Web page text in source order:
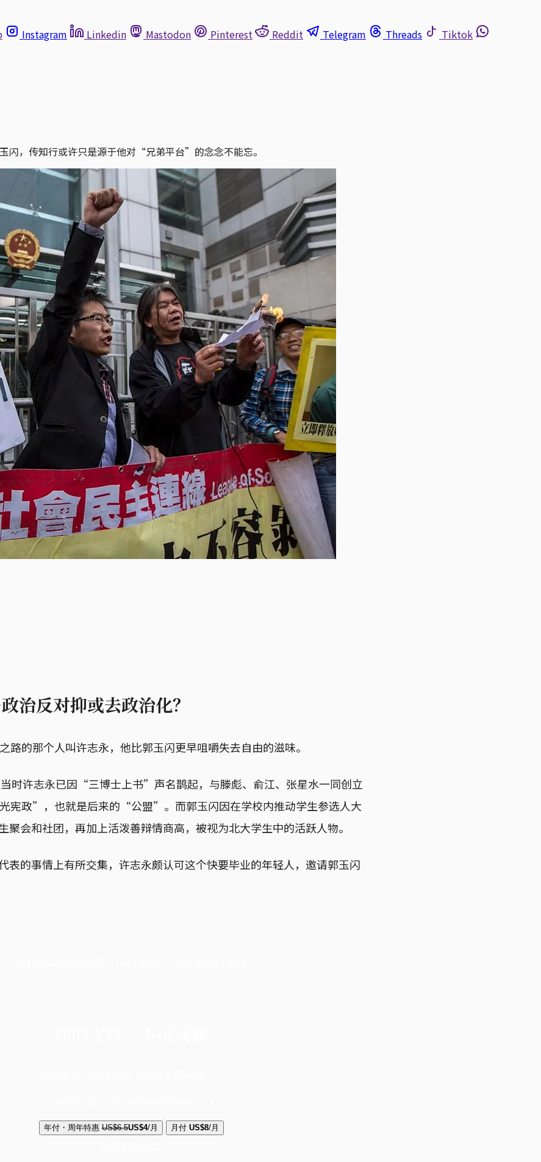
Instagram Linkedin Mastodon Pinterest Reddit Telegram Threads
Tiktok
闪，传知行或许只是源于他对“兄弟平台”的念念不能忘。
反对抑或去政治化？
路的那个人叫许志永，他比郭玉闪更早咀嚼失去自由的滋味。
时许志永已因“三博士上书”声名鹊起，与滕彪、俞江、张星水一同创立
宪政”，也就是后来的“公盟”。而郭玉闪因在学校内推动学生参选人大
聚会和社团，再加上活泼善辩情商高，被视为北大学生中的活跃人物。
表的事情上有所交集，许志永颇认可这个快要毕业的年轻人，邀请郭玉闪
年付・周年特惠 US$6.5US$4/月 月付 US$8/月